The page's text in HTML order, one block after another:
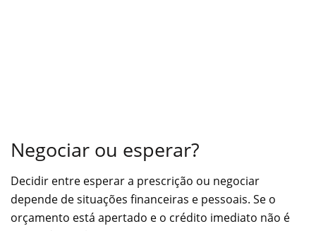
Negociar ou esperar?
Decidir entre esperar a prescrição ou negociar
depende de situações financeiras e pessoais. Se o
orçamento está apertado e o crédito imediato não é